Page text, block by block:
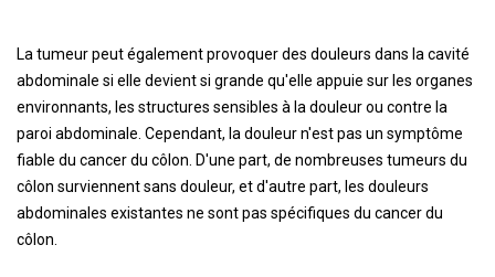
La tumeur peut également provoquer des douleurs dans la cavité
abdominale si elle devient si grande qu'elle appuie sur les organes
environnants, les structures sensibles à la douleur ou contre la
paroi abdominale. Cependant, la douleur n'est pas un symptôme
fiable du cancer du côlon. D'une part, de nombreuses tumeurs du
côlon surviennent sans douleur, et d'autre part, les douleurs
abdominales existantes ne sont pas spécifiques du cancer du
côlon.